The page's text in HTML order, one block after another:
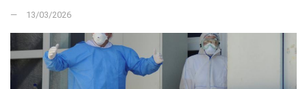
13/03/2026